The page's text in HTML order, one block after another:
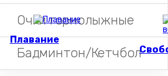
Очки горнолыжные
Бадминтон/Кетчбол
Плавание